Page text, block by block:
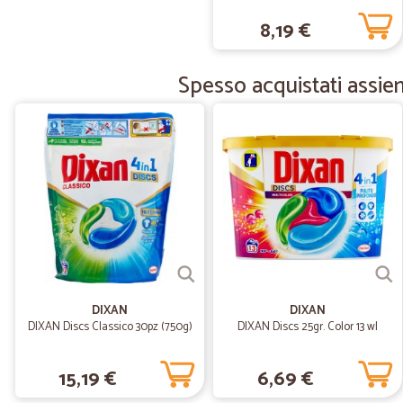
8,19 €
Spesso acquistati
DIXAN
DIXAN Discs Classico 30pz (750g)
15,19 €
DIXAN
DIXAN Discs 25gr. Color 13 wl
6,69 €